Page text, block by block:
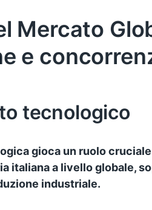
Mercato
e
tecnologico
gioca un ruolo
italiana a livello globale,
industriale.